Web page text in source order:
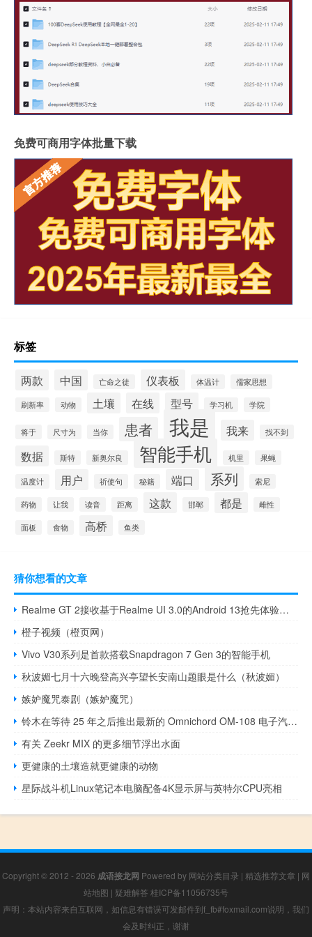
免费可商用字体批量下载
标签
两款 中国 亡命之徒 仪表板 体温计 儒家思想
刷新率 动物 土壤 在线 型号 学习机 学院
将于 尺寸为 当你 患者 我是 我来 找不到
数据 斯特 新奥尔良 智能手机 机里 果蝇
温度计 用户 祈使句 秘籍 端口 系列 索尼
药物 让我 读音 距离 这款 邯郸 都是 雌性
面板 食物 高桥 鱼类
猜你想看的文章
Realme GT 2接收基于Realme UI 3.0的Android 13抢先体验更新
橙子视频（橙页网）
Vivo V30系列是首款搭载Snapdragon 7 Gen 3的智能手机
秋波媚七月十六晚登高兴亭望长安南山题眼是什么（秋波媚）
嫉妒魔咒泰剧（嫉妒魔咒）
铃木在等待 25 年之后推出最新的 Omnichord OM-108 电子汽车竖琴
有关 Zeekr MIX 的更多细节浮出水面
更健康的土壤造就更健康的动物
星际战斗机Linux笔记本电脑配备4K显示屏与英特尔CPU亮相
Copyright © 2012 - 2026 成语接龙网 Powered by 网站分类目录 | 精选推荐文章 | 网
站地图 | 疑难解答 桂ICP备11056735号
声明：本站内容来自互联网，如信息有错误可发邮件到f_fb#foxmail.com说明，我们
会及时纠正，谢谢